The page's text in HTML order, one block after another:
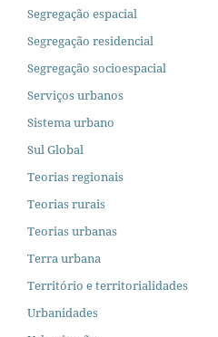
Segregação espacial
Segregação residencial
Segregação socioespacial
Serviços urbanos
Sistema urbano
Sul Global
Teorias regionais
Teorias rurais
Teorias urbanas
Terra urbana
Território e territorialidades
Urbanidades